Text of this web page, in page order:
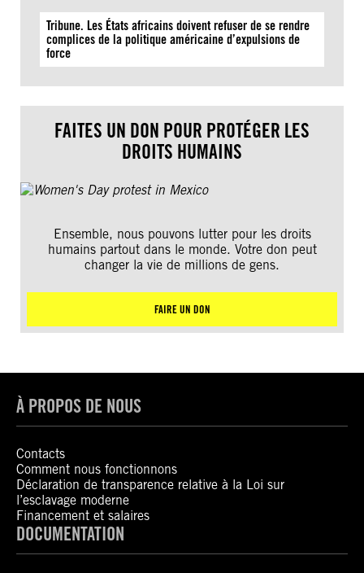
Tribune. Les États africains doivent refuser de se rendre
complices de la politique américaine d’expulsions de
force
FAITES UN DON POUR PROTÉGER LES
DROITS HUMAINS
Ensemble, nous pouvons lutter pour les droits
humains partout dans le monde. Votre don peut
changer la vie de millions de gens.
FAIRE UN DON
À PROPOS DE NOUS
Contacts
Comment nous fonctionnons
Déclaration de transparence relative à la Loi sur
l’esclavage moderne
Financement et salaires
DOCUMENTATION